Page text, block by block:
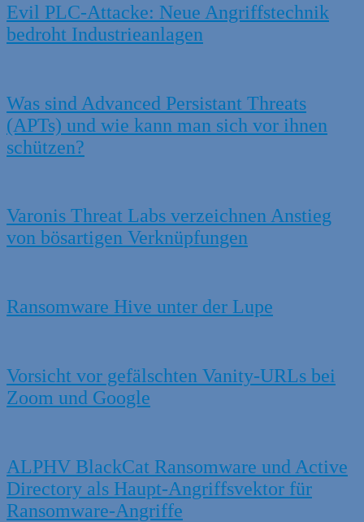
Evil PLC-Attacke: Neue Angriffstechnik
bedroht Industrieanlagen
Was sind Advanced Persistant Threats
(APTs) und wie kann man sich vor ihnen
schützen?
Varonis Threat Labs verzeichnen Anstieg
von bösartigen Verknüpfungen
Ransomware Hive unter der Lupe
Vorsicht vor gefälschten Vanity-URLs bei
Zoom und Google
ALPHV BlackCat Ransomware und Active
Directory als Haupt-Angriffsvektor für
Ransomware-Angriffe